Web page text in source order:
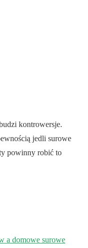
kontrowersje.
jedli surowe
powinny robić to
a domowe surowe